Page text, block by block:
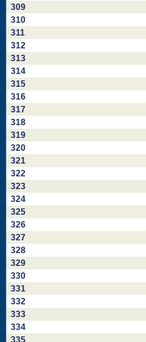
309
310
311
312
313
314
315
316
317
318
319
320
321
322
323
324
325
326
327
328
329
330
331
332
333
334
335